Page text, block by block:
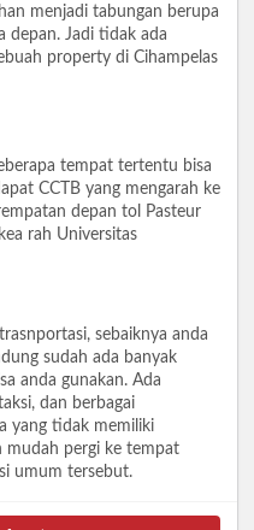
menjadi tabungan berupa
depan. Jadi tidak ada
property di Cihampelas
tempat tertentu bisa
CCTB yang mengarah ke
depan tol Pasteur
rah Universitas
sebaiknya anda
sudah ada banyak
anda gunakan. Ada
dan berbagai
yang tidak memiliki
mudah pergi ke tempat
umum tersebut.